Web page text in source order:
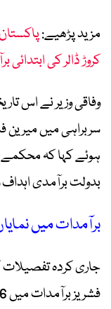
مزید پڑھیے:
کروڑ ڈالر کی
وفاقی وزیر نے اس
سربراہی میں میرین
ہوئے کہا کہ
بدولت برآمدی
برآمدات میں
جاری کردہ